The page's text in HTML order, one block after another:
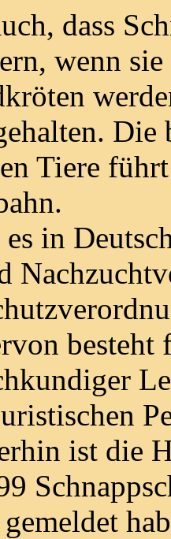
dass
wenn
Die
Tiere
in
ist die